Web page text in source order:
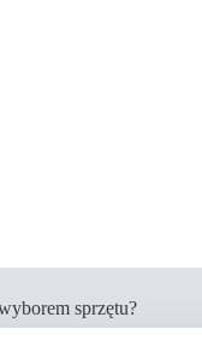
sprzętu?